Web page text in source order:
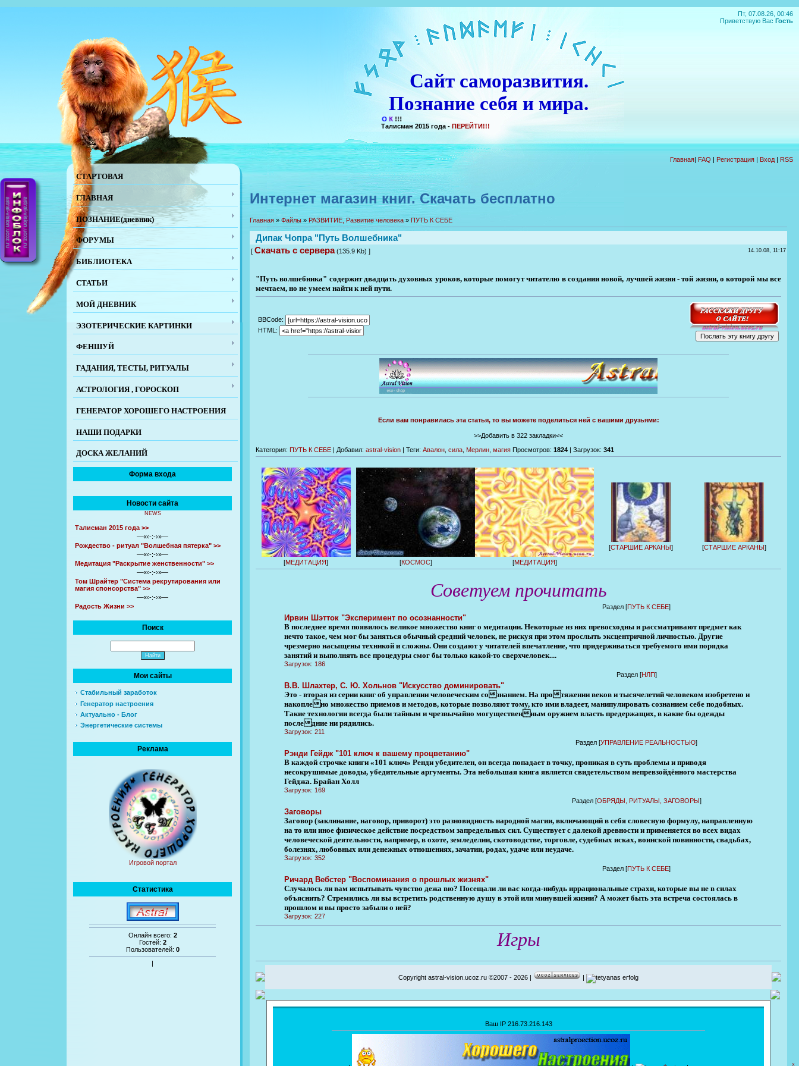
Пт, 07.08.26, 00:46
Приветствую Вас Гость
Сайт саморазвития.
Познание себя и мира.
Талисман 2015 года - ПЕРЕЙТИ!!!
Главная| FAQ | Регистрация | Вход | RSS
СТАРТОВАЯ
ГЛАВНАЯ
ПОЗНАНИЕ(дневник)
ФОРУМЫ
БИБЛИОТЕКА
СТАТЬИ
МОЙ ДНЕВНИК
ЭЗОТЕРИЧЕСКИЕ КАРТИНКИ
ФЕНШУЙ
ГАДАНИЯ, ТЕСТЫ, РИТУАЛЫ
АСТРОЛОГИЯ , ГОРОСКОП
ГЕНЕРАТОР ХОРОШЕГО НАСТРОЕНИЯ
НАШИ ПОДАРКИ
ДОСКА ЖЕЛАНИЙ
Форма входа
Новости сайта
NEWS
Талисман 2015 года >>
—«‹-:-›»—
Рождество - ритуал "Волшебная пятерка" >>
—«‹-:-›»—
Медитация "Раскрытие женственности" >>
—«‹-:-›»—
Том Шрайтер "Система рекрутирования или
магия спонсорства" >>
—«‹-:-›»—
Радость Жизни >>
Поиск
Мои сайты
Стабильный заработок
Генератор настроения
Актуально - Блог
Энергетические системы
Реклама
Игровой портал
Статистика
Онлайн всего: 2
Гостей: 2
Пользователей: 0
Интернет магазин книг. Скачать бесплатно
Главная» Файлы» РАЗВИТИЕ, Развитие человека »ПУТЬ К СЕБЕ
Дипак Чопра "Путь Волшебника"
[ Скачать с сервера(135.9 Kb) ] 14.10.08, 11:17
"Путь волшебника" содержит двадцать духовных уроков, которые помогут читателю в создании новой, лучшей жизни - той жизни, о которой мы все
мечтаем, но не умеем найти к ней пути.
BBCode:
HTML:
Если вам понравилась эта статья, то вы можете поделиться ней с вашими друзьями:
>>Добавить в 322 закладки<<
Категория: ПУТЬ К СЕБЕ | Добавил: astral-vision | Теги: Авалон сила Мерлин магия Просмотров: 1824 | Загрузок: 341
[МЕДИТАЦИЯ] [КОСМОС] [МЕДИТАЦИЯ]
[СТАРШИЕ АРКАНЫ] [СТАРШИЕ АРКАНЫ]
Советуем прочитать
Раздел [ПУТЬ К СЕБЕ]
Ирвин Шэтток "Эксперимент по осознанности"
В последнее время появилось великое множество книг о медитации. Некоторые из них превосходны и рассматривают предмет как
нечто такое, чем мог бы заняться обычный средний человек, не рискуя при этом прослыть эксцентричной личностью. Другие
чрезмерно насыщены техникой и сложны. Они создают у читателей впечатление, что придерживаться требуемого ими порядка
занятий и выполнять все процедуры смог бы только какой-то сверхчеловек....
Загрузок: 186
Раздел [НЛП]
В.В. Шлахтер, С. Ю. Хольнов "Искусство доминировать"
Это - вторая из серии книг об управлении человеческим сознанием. На протяжении веков и тысячелетий человеком изобретено и
накоплено множество приемов и методов, которые позволяют тому, кто ими владеет, манипулировать сознанием себе подобных.
Такие технологии всегда были тайным и чрезвычайно могущественным оружием власть предержащих, в какие бы одежды
последние ни рядились.
Загрузок: 211
Раздел [УПРАВЛЕНИЕ РЕАЛЬНОСТЬЮ]
Рэнди Гейдж "101 ключ к вашему процветанию"
В каждой строчке книги «101 ключ» Ренди убедителен, он всегда попадает в точку, проникая в суть проблемы и приводя
несокрушимые доводы, убедительные аргументы. Эта небольшая книга является свидетельством непревзойдённого мастерства
Гейджа. Брайан Холл
Загрузок: 169
Раздел [ОБРЯДЫ, РИТУАЛЫ, ЗАГОВОРЫ ]
Заговоры
Заговор (заклинание, наговор, приворот) это разновидность народной магии, включающий в себя словесную формулу, направленную
на то или иное физическое действие посредством запредельных сил. Существует с далекой древности и применяется во всех видах
человеческой деятельности, например, в охоте, земледелии, скотоводстве, торговле, судебных исках, воинской повинности, свадьбах,
болезнях, любовных или денежных отношениях, зачатии, родах, удаче или неудаче.
Загрузок: 352
Раздел [ПУТЬ К СЕБЕ]
Ричард Вебстер "Воспоминания о прошлых жизнях"
Случалось ли вам испытывать чувство дежа вю? Посещали ли вас когда-нибудь иррациональные страхи, которые вы не в силах
объяснить? Стремились ли вы встретить родственную душу в этой или минувшей жизни? А может быть эта встреча состоялась в
прошлом и вы просто забыли о ней?
Загрузок: 227
Игры
Copyright astral-vision.ucoz.ru ©2007 - 2026 | |
X
Ваш IP 216.73.216.143